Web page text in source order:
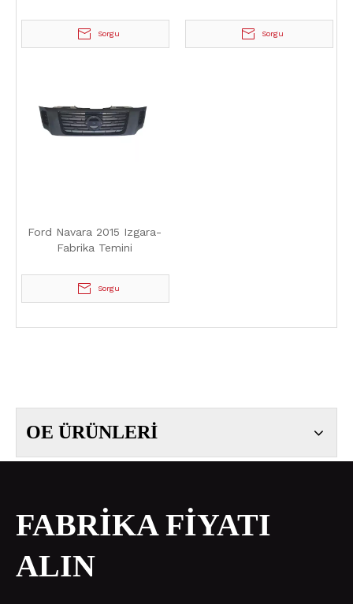
Sorgu Sorgu
Ford Navara 2015 Izgara-
Fabrika Temini
Sorgu
OE ÜRÜNLERİ
FABRİKA FİYATI
ALIN